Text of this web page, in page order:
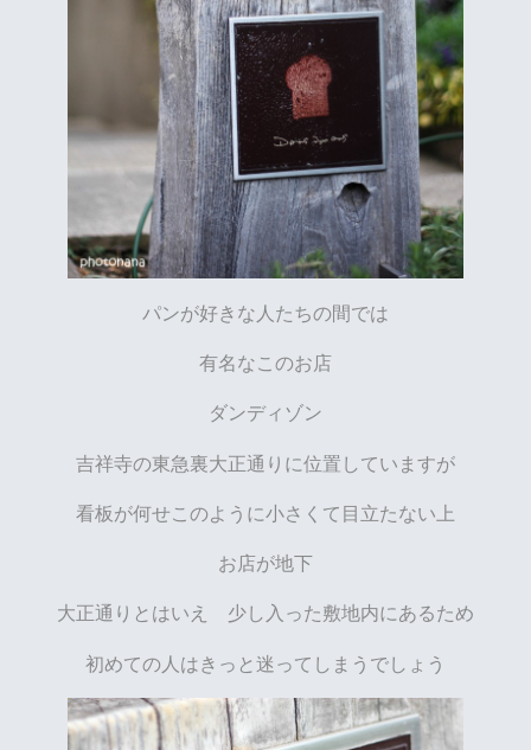
パンが好きな人たちの間では
有名なこのお店
ダンディゾン
吉祥寺の東急裏大正通りに位置していますが
看板が何せこのように小さくて目立たない上
お店が地下
大正通りとはいえ 少し入った敷地内にあるため
初めての人はきっと迷ってしまうでしょう